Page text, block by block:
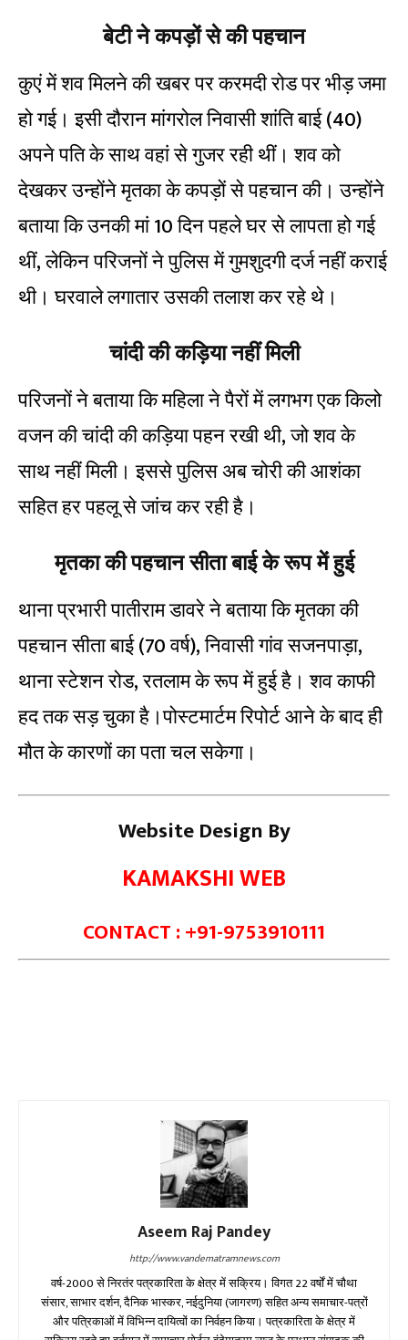
बेटी ने कपड़ों से की पहचान
कुएं में शव मिलने की खबर पर करमदी रोड पर भीड़ जमा
हो गई। इसी दौरान मांगरोल निवासी शांति बाई (40)
अपने पति के साथ वहां से गुजर रही थीं। शव को
देखकर उन्होंने मृतका के कपड़ों से पहचान की। उन्होंने
बताया कि उनकी मां 10 दिन पहले घर से लापता हो गई
थीं, लेकिन परिजनों ने पुलिस में गुमशुदगी दर्ज नहीं कराई
थी। घरवाले लगातार उसकी तलाश कर रहे थे।
चांदी की कड़िया नहीं मिली
परिजनों ने बताया कि महिला ने पैरों में लगभग एक किलो
वजन की चांदी की कड़िया पहन रखी थी, जो शव के
साथ नहीं मिली। इससे पुलिस अब चोरी की आशंका
सहित हर पहलू से जांच कर रही है।
मृतका की पहचान सीता बाई के रूप में हुई
थाना प्रभारी पातीराम डावरे ने बताया कि मृतका की
पहचान सीता बाई (70 वर्ष), निवासी गांव सजनपाड़ा,
थाना स्टेशन रोड, रतलाम के रूप में हुई है। शव काफी
हद तक सड़ चुका है।पोस्टमार्टम रिपोर्ट आने के बाद ही
मौत के कारणों का पता चल सकेगा।
Website Design By
KAMAKSHI WEB
CONTACT : +91-9753910111
Aseem Raj Pandey
http://www.vandematramnews.com
वर्ष-2000 से निरतंर पत्रकारिता के क्षेत्र में सक्रिय। विगत 22 वर्षों में चौथा
संसार, साभार दर्शन, दैनिक भास्कर, नईदुनिया (जागरण) सहित अन्य समाचार-पत्रों
और पत्रिकाओं में विभिन्न दायित्वों का निर्वहन किया। पत्रकारिता के क्षेत्र में